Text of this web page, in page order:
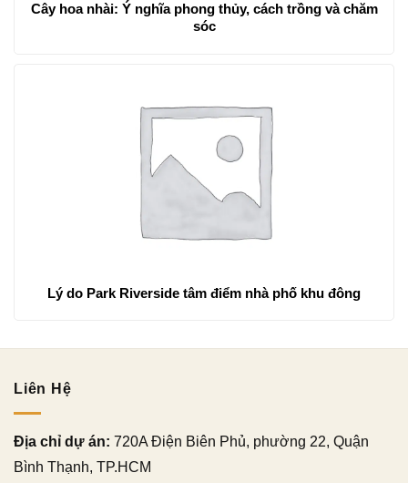
Cây hoa nhài: Ý nghĩa phong thủy, cách trồng và chăm
sóc
Lý do Park Riverside tâm điểm nhà phố khu đông
Liên Hệ
Địa chỉ dự án: 720A Điện Biên Phủ, phường 22, Quận
Bình Thạnh, TP.HCM